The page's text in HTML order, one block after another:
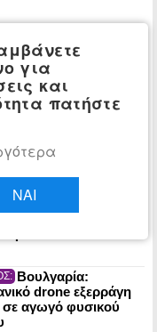
ΕΙΔΗΣΕΙΣ
Η Συμφωνία της
-Τουρκία, Σαουδ.
Ινδία;
Γροιλανδία: Στόχος
Τραμπ»
Βουλγαρία:
drone εξερράγη
σε αγωγό φυσικού
για
και
πατήστε
ΝΑΙ